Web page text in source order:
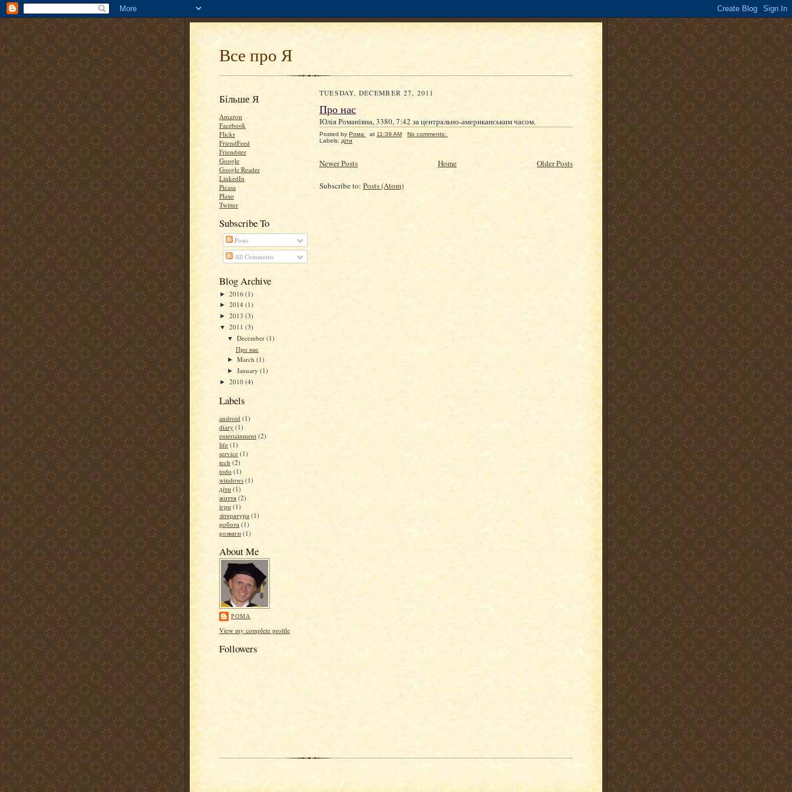
Все про Я
Більше Я
Amazon
Facebook
Flickr
FriendFeed
Friendster
Google
Google Reader
LinkedIn
Picasa
Plaxo
Twitter
Subscribe To
Posts
All Comments
Blog Archive
► 2016 (1)
► 2014 (1)
► 2013 (3)
▼ 2011 (3)
▼December(1)
Про нас
►March(1)
►January(1)
► 2010 (4)
Labels
android (1)
diary (1)
entertainment (2)
life (1)
service (1)
tech (2)
todo (1)
windows (1)
діти (1)
життя (2)
ігри (1)
література (1)
робота (1)
розваги (1)
About Me
РОМА
View my complete profile
Followers
TUESDAY, DECEMBER 27, 2011
Про нас
Юлія Романівна, 3380, 7:42 за центрально-американським часом.
Posted by Рома at 11:39 AM
No comments:
Labels: діти
Newer Posts Older Posts
Home
Subscribe to: Posts (Atom)